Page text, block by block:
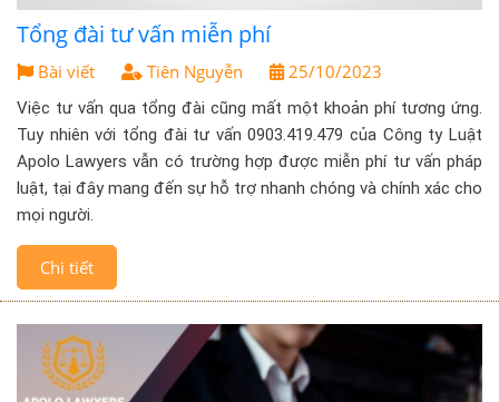
Tổng đài tư vấn miễn phí
Bài viết Tiên Nguyễn 25/10/2023
Việc tư vấn qua tổng đài cũng mất một khoản phí tương ứng.
Tuy nhiên với tổng đài tư vấn 0903.419.479 của Công ty Luật
Apolo Lawyers vẫn có trường hợp được miễn phí tư vấn pháp
luật, tại đây mang đến sự hỗ trợ nhanh chóng và chính xác cho
mọi người.
Chi tiết